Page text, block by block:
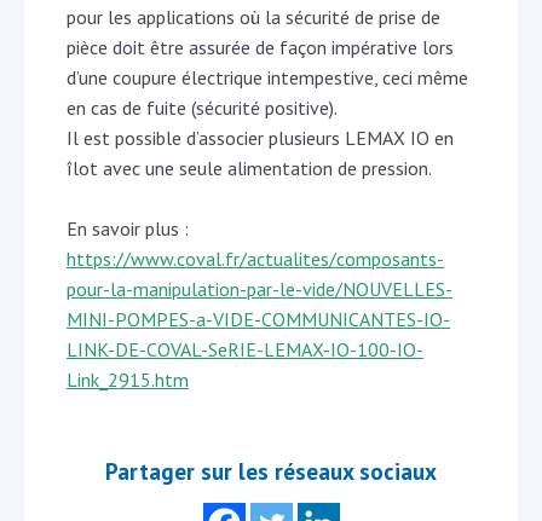
pour les applications où la sécurité de prise de
pièce doit être assurée de façon impérative lors
d’une coupure électrique intempestive, ceci même
en cas de fuite (sécurité positive).
Il est possible d’associer plusieurs LEMAX IO en
îlot avec une seule alimentation de pression.
En savoir plus :
https://www.coval.fr/actualites/composants-
pour-la-manipulation-par-le-vide/NOUVELLES-
MINI-POMPES-a-VIDE-COMMUNICANTES-IO-
LINK-DE-COVAL-SeRIE-LEMAX-IO-100-IO-
Link_2915.htm
Partager sur les réseaux sociaux